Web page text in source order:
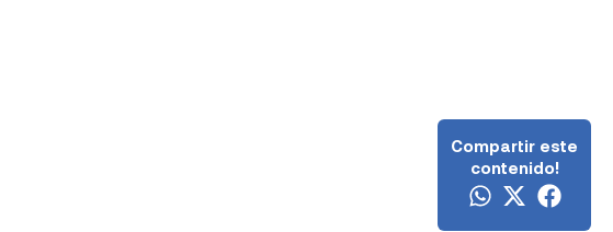
Compartir este
contenido!